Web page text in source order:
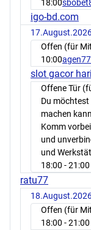
18:00
igo-bd.com
Offen (für
10:00
slot gacor
Offene Tür
Du möchtest
machen
Komm
und
und
18:00 - 21:00
ratu77
Offen (für
18:00 - 21:00